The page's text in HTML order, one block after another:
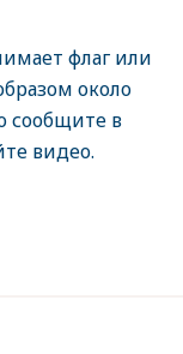
флаг или
около
сообщите в
видео.